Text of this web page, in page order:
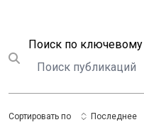
Submit search
Поиск по ключевому
Сортировать по Последнее